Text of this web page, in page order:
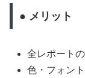
● メリット
全レポート
色・フォン